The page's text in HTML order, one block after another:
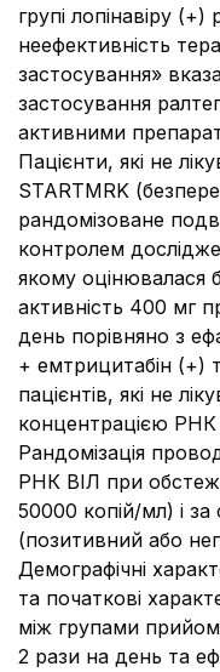
групі лопінавіру
неефективність
застосування»
застосування
активними
Пацієнти, які не
STARTMRK
рандомізоване
контролем
якому оцінювалася
активність 400 мг
день порівняно з
+ емтрицитабін (+)
пацієнтів, які не
концентрацією
Рандомізація
РНК ВІЛ при
50000 копій/мл) і
(позитивний або
Демографічні
та початкові
між групами
2 рази на день та